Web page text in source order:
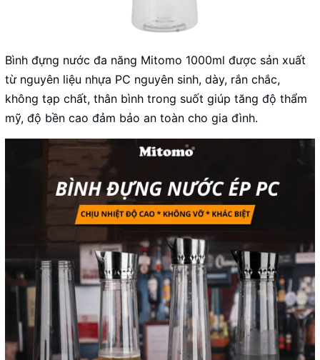
Bình đựng nước đa năng Mitomo 1000ml được sản xuất
từ nguyên liệu nhựa PC nguyên sinh, dày, rắn chắc,
không tạp chất, thân bình trong suốt giúp tăng độ thẩm
mỹ, độ bền cao đảm bảo an toàn cho gia đình.